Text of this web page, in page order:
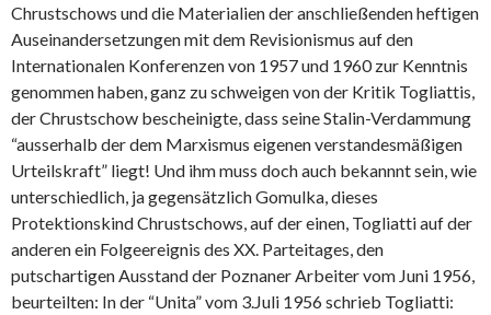
Chrustschows und die Materialien der anschließenden heftigen
Auseinandersetzungen mit dem Revisionismus auf den
Internationalen Konferenzen von 1957 und 1960 zur Kenntnis
genommen haben, ganz zu schweigen von der Kritik Togliattis,
der Chrustschow bescheinigte, dass seine Stalin-Verdammung
“ausserhalb der dem Marxismus eigenen verstandesmäßigen
Urteilskraft” liegt! Und ihm muss doch auch bekannnt sein, wie
unterschiedlich, ja gegensätzlich Gomulka, dieses
Protektionskind Chrustschows, auf der einen, Togliatti auf der
anderen ein Folgeereignis des XX. Parteitages, den
putschartigen Ausstand der Poznaner Arbeiter vom Juni 1956,
beurteilten: In der “Unita” vom 3.Juli 1956 schrieb Togliatti: